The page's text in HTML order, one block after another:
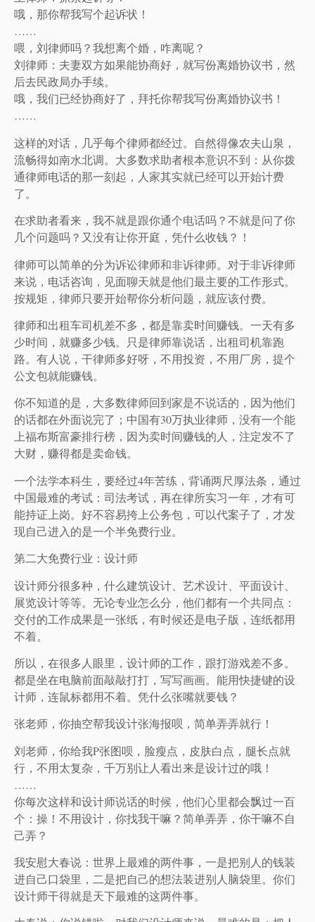
哦，那你帮我写个起诉状！
……
喂，刘律师吗？我想离个婚，咋离呢？
刘律师：夫妻双方如果能协商好，就写份离婚协议书，然
后去民政局办手续。
哦，我们已经协商好了，拜托你帮我写份离婚协议书！
……
这样的对话，几乎每个律师都经过。自然得像农夫山泉，
流畅得如南水北调。大多数求助者根本意识不到：从你拨
通律师电话的那一刻起，人家其实就已经可以开始计费
了。
在求助者看来，我不就是跟你通个电话吗？不就是问了你
几个问题吗？又没有让你开庭，凭什么收钱？！
律师可以简单的分为诉讼律师和非诉律师。对于非诉律师
来说，电话咨询，见面聊天就是他们最主要的工作形式。
按规矩，律师只要开始帮你分析问题，就应该付费。
律师和出租车司机差不多，都是靠卖时间赚钱。一天有多
少时间，就赚多少钱。只是律师靠说话，出租司机靠跑
路。有人说，干律师多好呀，不用投资，不用厂房，提个
公文包就能赚钱。
你不知道的是，大多数律师回到家是不说话的，因为他们
的话都在外面说完了；中国有30万执业律师，没有一个能
上福布斯富豪排行榜，因为卖时间赚钱的人，注定发不了
大财，赚得都是卖命钱。
一个法学本科生，要经过4年苦练，背诵两尺厚法条，通过
中国最难的考试：司法考试，再在律所实习一年，才有可
能持证上岗。好不容易挎上公务包，可以代案子了，才发
现自己进入的是一个半免费行业。
第二大免费行业：设计师
设计师分很多种，什么建筑设计、艺术设计、平面设计、
展览设计等等。无论专业怎么分，他们都有一个共同点：
交付的工作成果是一张纸，有时候还是电子版，连纸都用
不着。
所以，在很多人眼里，设计师的工作，跟打游戏差不多。
都是坐在电脑前面敲敲打打，写写画画。能用快捷键的设
计师，连鼠标都用不着。凭什么张嘴就要钱？
张老师，你抽空帮我设计张海报呗，简单弄弄就行！
刘老师，你给我P张图呗，脸瘦点，皮肤白点，腿长点就
行，不用太复杂，千万别让人看出来是设计过的哦！
……
你每次这样和设计师说话的时候，他们心里都会飘过一百
个：操！不用设计，你找我干嘛？简单弄弄，你干嘛不自
己弄？
我安慰大春说：世界上最难的两件事，一是把别人的钱装
进自己口袋里，二是把自己的想法装进别人脑袋里。你们
设计师干得就是天下最难的这两件事。